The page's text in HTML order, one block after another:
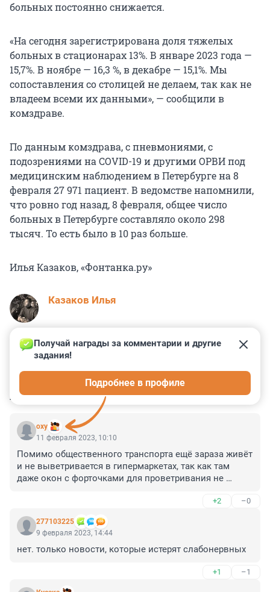
больных постоянно снижается.
«На сегодня зарегистрирована доля тяжелых
больных в стационарах 13%. В январе 2023 года —
15,7%. В ноябре — 16,3 %, в декабре — 15,1%. Мы
сопоставления со столицей не делаем, так как не
владеем всеми их данными», — сообщили в
комздраве.
По данным комздрава, с пневмониями, с
подозрениями на COVID-19 и другими ОРВИ под
медицинским наблюдением в Петербурге на 8
февраля 27 971 пациент. В ведомстве напомнили,
что ровно год назад, 8 февраля, общее число
больных в Петербурге составляло около 298
тысяч. То есть было в 10 раз больше.
Илья Казаков, «Фонтанка.ру»
Казаков Илья
КОММЕНТАРИИ 24
oxy
Получай награды за комментарии и другие
задания!
Подробнее в профиле
11 февраля 2023, 10:10
Помимо общественного транспорта ещё зараза живёт
и не выветривается в гипермаркетах, так как там
даже окон с форточками для проветривания не
кондиционеры, которые годами не чистятся от
плесени, микроорганизмов и бактерий. Сколько раз
на себе ощущала что после посещения гипермаркета
самочувствие сильно ухудшается.
+2 –0
277103225
9 февраля 2023, 14:44
нет. только новости, которые истерят слабонервных
+1 –1